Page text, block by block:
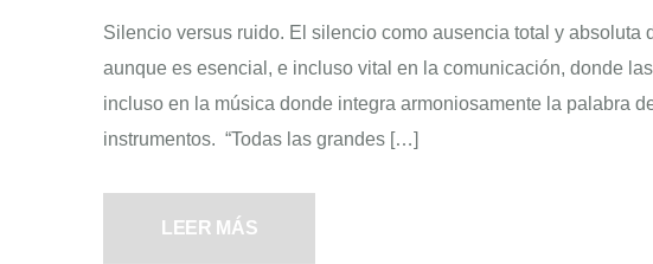
Silencio versus ruido. El silencio como ausencia total y absoluta
aunque es esencial, e incluso vital en la comunicación, donde
incluso en la música donde integra armoniosamente la palabra
instrumentos. “Todas las grandes […]
LEER MÁS